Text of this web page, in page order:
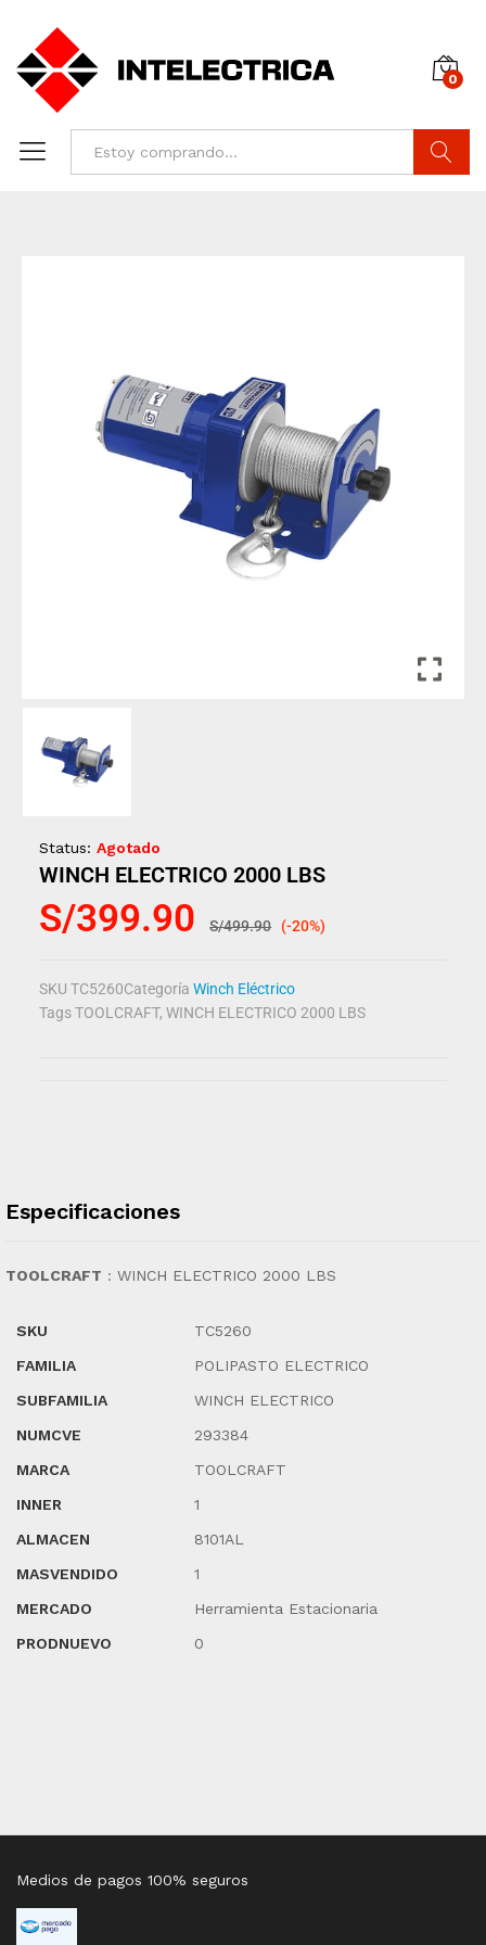
0
Status: Agotado
WINCH ELECTRICO 2000 LBS
S/399.90 S/499.90 (-20%)
SKUTC5260Categoría Winch Eléctrico
Tags TOOLCRAFT,WINCH ELECTRICO 2000 LBS
Especificaciones
TOOLCRAFT : WINCH ELECTRICO 2000 LBS
SKU
TC5260
FAMILIA
POLIPASTO ELECTRICO
SUBFAMILIA
WINCH ELECTRICO
NUMCVE
293384
MARCA
TOOLCRAFT
INNER
1
ALMACEN
8101AL
MASVENDIDO
1
MERCADO
Herramienta Estacionaria
PRODNUEVO
0
Medios de pagos 100% seguros